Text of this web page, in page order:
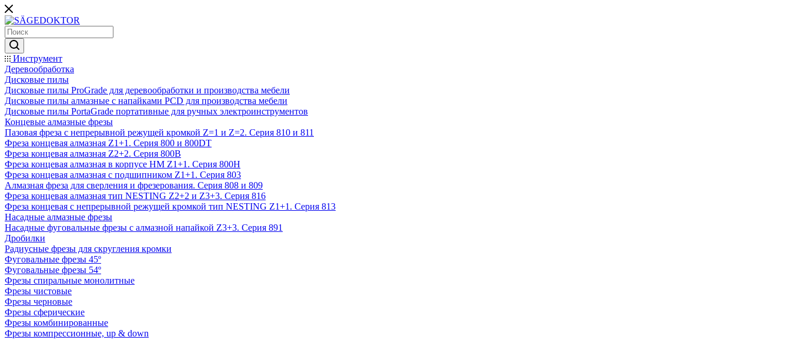
Инструмент
Деревообработка
Дисковые пилы
Дисковые пилы ProGrade для деревообработки и производства мебели
Дисковые пилы алмазные с напайками PCD для производства мебели
Дисковые пилы PortaGrade портативные для ручных электроинструментов
Концевые алмазные фрезы
Пазовая фреза с непрерывной режущей кромкой Z=1 и Z=2. Серия 810 и 811
Фреза концевая алмазная Z1+1. Серия 800 и 800DT
Фреза концевая алмазная Z2+2. Серия 800B
Фреза концевая алмазная в корпусе НМ Z1+1. Серия 800H
Фреза концевая алмазная с подшипником Z1+1. Серия 803
Алмазная фреза для сверления и фрезерования. Серия 808 и 809
Фреза концевая алмазная тип NESTING Z2+2 и Z3+3. Серия 816
Фреза концевая с непрерывной режущей кромкой тип NESTING Z1+1. Серия 813
Насадные алмазные фрезы
Насадные фуговальные фрезы с алмазной напайкой Z3+3. Серия 891
Дробилки
Радиусные фрезы для скругления кромки
Фуговальные фрезы 45º
Фуговальные фрезы 54º
Фрезы спиральные монолитные
Фрезы чистовые
Фрезы черновые
Фрезы сферические
Фрезы комбинированные
Фрезы компрессионные, up & down